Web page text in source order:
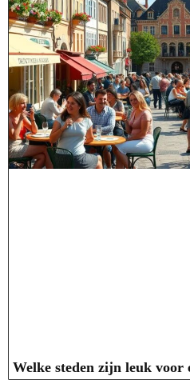
Welke steden zijn leuk voor